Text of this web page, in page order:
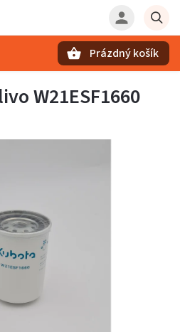
Prázdný košík
W21ESF1660